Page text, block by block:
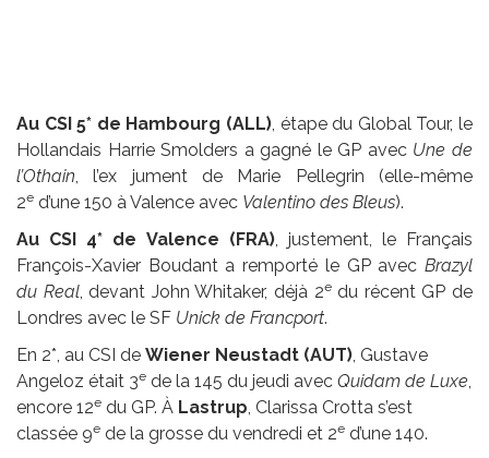
Au CSI 5* de Hambourg (ALL), étape du Global Tour, le
Hollandais Harrie Smolders a gagné le GP avec Une de
l’Othain, l’ex jument de Marie Pellegrin (elle-même
2e d’une 150 à Valence avec Valentino des Bleus).
Au CSI 4* de Valence (FRA), justement, le Français
François-Xavier Boudant a remporté le GP avec Brazyl
du Real, devant John Whitaker, déjà 2edu récent GP de
Londres avec le SF Unick de Francport.
En 2*, au CSI de Wiener Neustadt (AUT), Gustave
Angeloz était 3e de la 145 du jeudi avec Quidam de Luxe,
encore 12e du GP. À Lastrup, Clarissa Crotta s’est
classée 9e de la grosse du vendredi et 2e d’une 140.